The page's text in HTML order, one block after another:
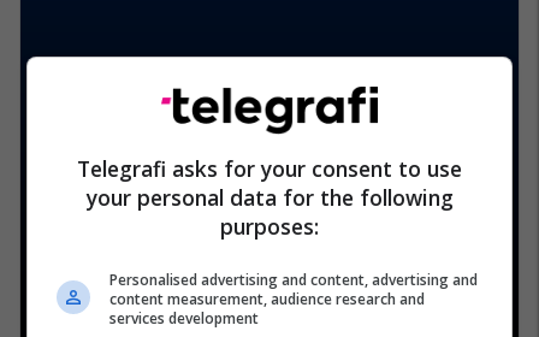
Telegrafi asks for your consent to use
your personal data for the following
purposes:
Personalised advertising and content, advertising and
content measurement, audience research and
services development